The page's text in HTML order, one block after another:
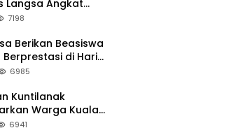
Langsa Angkat
Prosesi
7198
Berikan Beasiswa
Berprestasi di Hari
ke-78
6985
Kuntilanak
Warga Kuala
Sungai Pauh
6941